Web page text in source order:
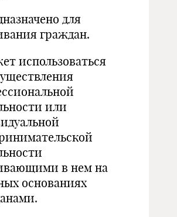
для
граждан.
использоваться
или
в нем на
основаниях